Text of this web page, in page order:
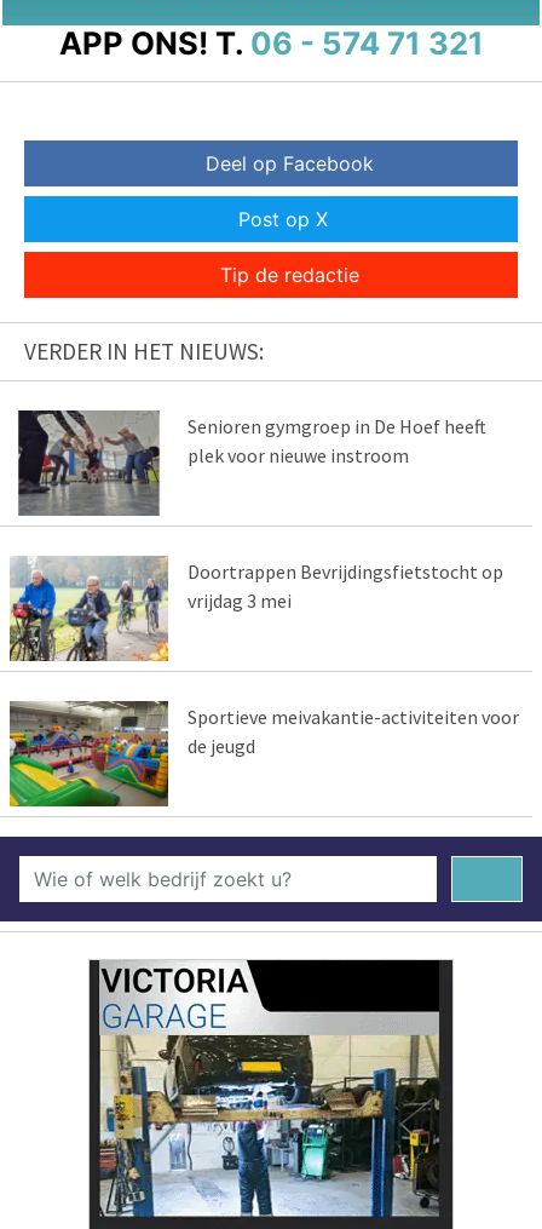
APP ONS! T. 06 - 574 71 321
Deel op Facebook
Post op X
Tip de redactie
VERDER IN HET NIEUWS:
Senioren gymgroep in De Hoef heeft
plek voor nieuwe instroom
Doortrappen Bevrijdingsfietstocht op
vrijdag 3 mei
Sportieve meivakantie-activiteiten voor
de jeugd